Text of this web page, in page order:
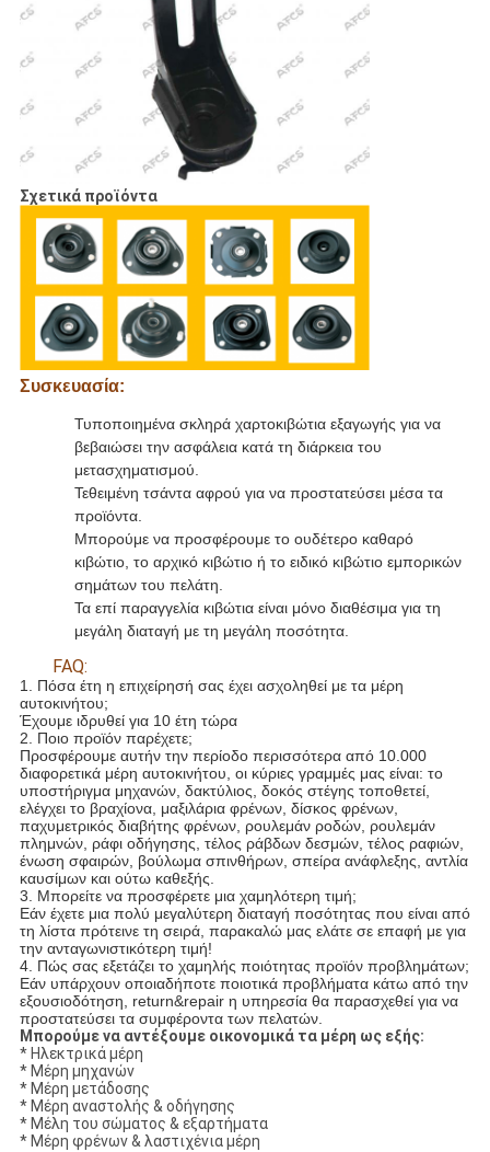
Σχετικά προϊόντα
Συσκευασία:
Τυποποιημένα σκληρά χαρτοκιβώτια εξαγωγής για να
βεβαιώσει την ασφάλεια κατά τη διάρκεια του
μετασχηματισμού.
Τεθειμένη τσάντα αφρού για να προστατεύσει μέσα τα
προϊόντα.
Μπορούμε να προσφέρουμε το ουδέτερο καθαρό
κιβώτιο, το αρχικό κιβώτιο ή το ειδικό κιβώτιο εμπορικών
σημάτων του πελάτη.
Τα επί παραγγελία κιβώτια είναι μόνο διαθέσιμα για τη
μεγάλη διαταγή με τη μεγάλη ποσότητα.
FAQ:
1. Πόσα έτη η επιχείρησή σας έχει ασχοληθεί με τα μέρη
αυτοκινήτου;
Έχουμε ιδρυθεί για 10 έτη τώρα
2. Ποιο προϊόν παρέχετε;
Προσφέρουμε αυτήν την περίοδο περισσότερα από 10.000
διαφορετικά μέρη αυτοκινήτου, οι κύριες γραμμές μας είναι: το
υποστήριγμα μηχανών, δακτύλιος, δοκός στέγης τοποθετεί,
ελέγχει το βραχίονα, μαξιλάρια φρένων, δίσκος φρένων,
παχυμετρικός διαβήτης φρένων, ρουλεμάν ροδών, ρουλεμάν
πλημνών, ράφι οδήγησης, τέλος ράβδων δεσμών, τέλος ραφιών,
ένωση σφαιρών, βούλωμα σπινθήρων, σπείρα ανάφλεξης, αντλία
καυσίμων και ούτω καθεξής.
3. Μπορείτε να προσφέρετε μια χαμηλότερη τιμή;
Εάν έχετε μια πολύ μεγαλύτερη διαταγή ποσότητας που είναι από
τη λίστα πρότεινε τη σειρά, παρακαλώ μας ελάτε σε επαφή με για
την ανταγωνιστικότερη τιμή!
4. Πώς σας εξετάζει το χαμηλής ποιότητας προϊόν προβλημάτων;
Εάν υπάρχουν οποιαδήποτε ποιοτικά προβλήματα κάτω από την
εξουσιοδότηση, return&repair η υπηρεσία θα παρασχεθεί για να
προστατεύσει τα συμφέροντα των πελατών.
Μπορούμε να αντέξουμε οικονομικά τα μέρη ως εξής:
* Ηλεκτρικά μέρη
* Μέρη μηχανών
* Μέρη μετάδοσης
* Μέρη αναστολής & οδήγησης
* Μέλη του σώματος & εξαρτήματα
* Μέρη φρένων & λαστιχένια μέρη